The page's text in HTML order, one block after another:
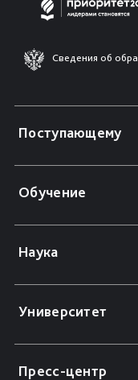
Сведения об
Поступающему
Обучение
Наука
Университет
Пресс-центр